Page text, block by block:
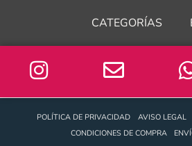
CATEGORÍAS
POLÍTICA DE PRIVACIDAD AVISO LEGAL
CONDICIONES DE COMPRA